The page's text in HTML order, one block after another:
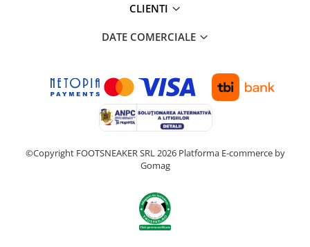
CLIENTI
DATE COMERCIALE
©Copyright FOOTSNEAKER SRL 2026 Platforma E-commerce by
Gomag